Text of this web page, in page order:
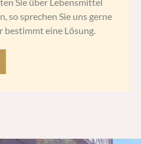
so sprechen Sie uns gerne
eine Lösung.